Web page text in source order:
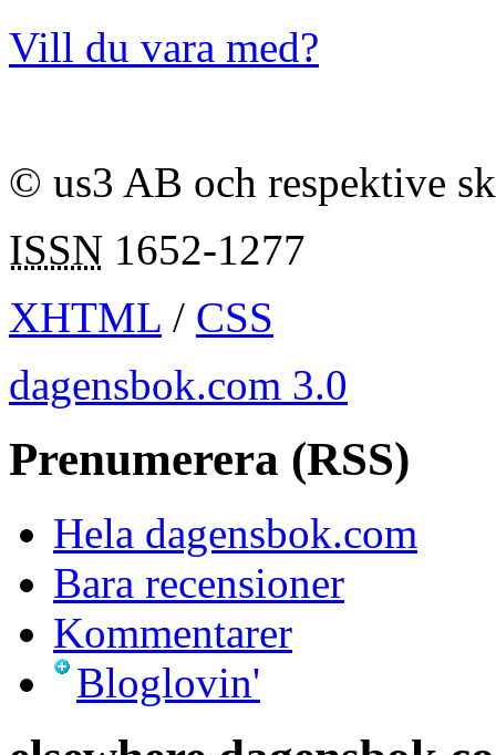
Vill du vara med?
© us3 AB och respektive
ISSN 1652-1277
XHTML / CSS
dagensbok.com 3.0
Prenumerera (RSS)
Hela dagensbok.com
Bara recensioner
Kommentarer
Bloglovin'